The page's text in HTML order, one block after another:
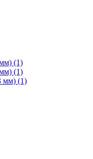
(1)
(1)
мм) (1)